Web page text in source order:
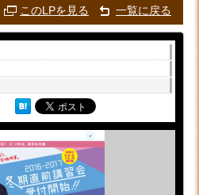
このLPを見る 一覧に戻る